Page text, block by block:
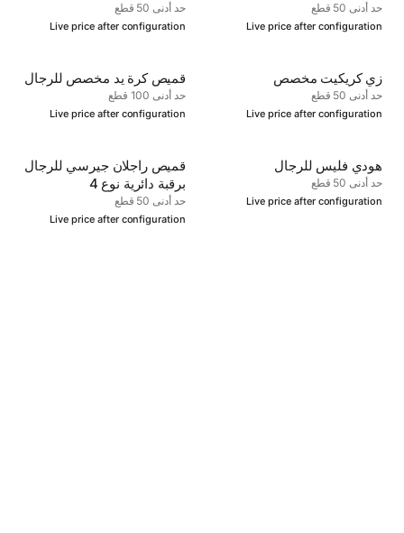
حد أدنى 50 قطع
Live price after configuration
حد أدنى 50 قطع
Live price after configuration
زي كريكيت مخصص
حد أدنى 50 قطع
Live price after configuration
قميص كرة يد مخصص للرجال
حد أدنى 100 قطع
Live price after configuration
هودي فليس للرجال
حد أدنى 50 قطع
Live price after configuration
قميص راجلان جيرسي للرجال
برقبة دائرية نوع 4
حد أدنى 50 قطع
Live price after configuration